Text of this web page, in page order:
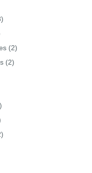
(2)
(2)